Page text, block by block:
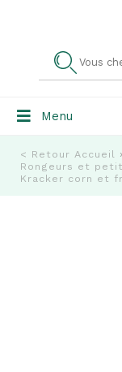
Menu
< Retour Accueil ›
Rongeurs et
Kracker corn et